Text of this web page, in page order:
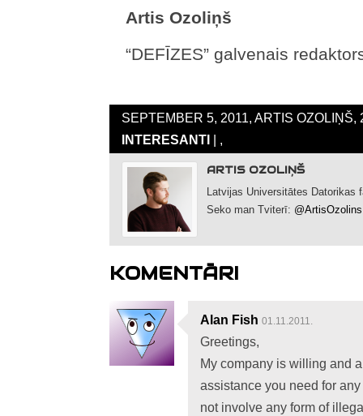
Artis Ozoliņš
“DEFĪZES” galvenais
SEPTEMBER 5, 2011, ARTIS
INTERESANTI
| ,
ARTIS OZOLIŅŠ
Latvijas Universitātes Datorikas
Seko man Tviterī: @ArtisOzolins
KOMENTĀRI
Alan Fish 01.11.2011.
Greetings,
My company is willing and
assistance you need for
not involve any form of